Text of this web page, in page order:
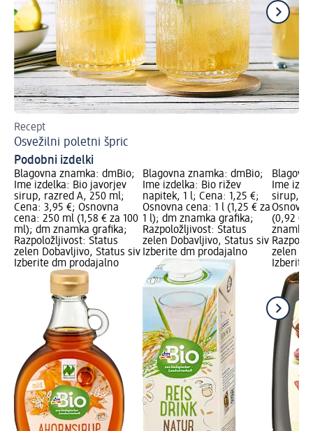
Recept
Osvežilni poletni špric
Podobni izdelki
Blagovna znamka: dmBio;
Ime izdelka: Bio javorjev
sirup, razred A, 250 ml;
Cena: 3,95 €; Osnovna
cena: 250 ml (1,58 € za 100
ml); dm znamka grafika;
Razpoložljivost: Status
zelen Dobavljivo, Status siv
Izberite dm prodajalno
Blagovna znamka: dmBio;
Ime izdelka: Bio rižev
napitek, 1 l; Cena: 1,25 €;
Osnovna cena: 1 l (1,25 € za
1 l); dm znamka grafika;
Razpoložljivost: Status
zelen Dobavljivo, Status siv
Izberite dm prodajalno
Ime
sirup,
(0,92 €
znamka
zelen
Izberite